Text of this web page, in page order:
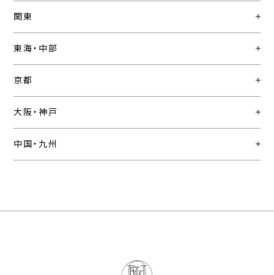
関東
東海・中部
京都
大阪・神戸
中国・九州